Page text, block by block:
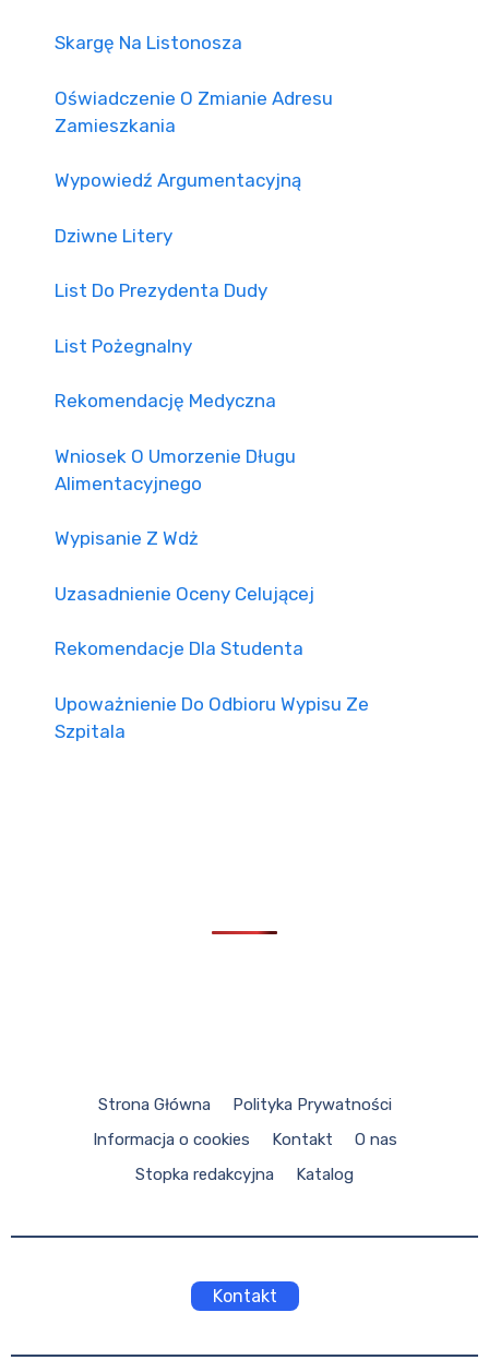
Skargę Na Listonosza
Oświadczenie O Zmianie Adresu
Zamieszkania
Wypowiedź Argumentacyjną
Dziwne Litery
List Do Prezydenta Dudy
List Pożegnalny
Rekomendację Medyczna
Wniosek O Umorzenie Długu
Alimentacyjnego
Wypisanie Z Wdż
Uzasadnienie Oceny Celującej
Rekomendacje Dla Studenta
Upoważnienie Do Odbioru Wypisu Ze
Szpitala
Strona Główna
Polityka Prywatności
Informacja o cookies
Kontakt
O nas
Stopka redakcyjna
Katalog
Kontakt